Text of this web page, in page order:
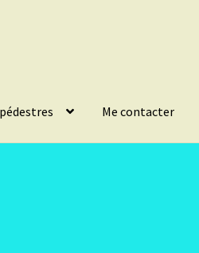
Me contacter